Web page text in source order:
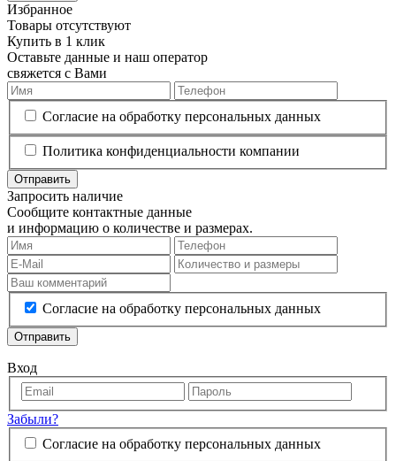
Избранное
Товары отсутствуют
Купить в 1 клик
Оставьте данные и наш оператор
свяжется с Вами
Согласие на обработку персональных данных
Политика конфиденциальности компании
Отправить
Запросить наличие
Сообщите контактные данные
и информацию о количестве и размерах.
Согласие на обработку персональных данных
Отправить
Вход
Забыли?
Согласие на обработку персональных данных